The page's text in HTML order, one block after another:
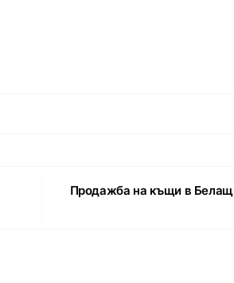
Продажба на къщи в